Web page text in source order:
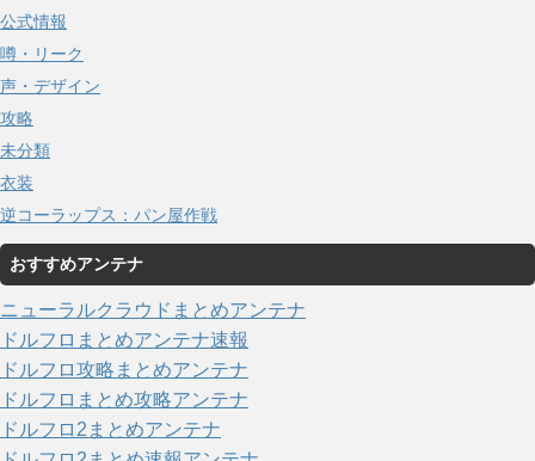
公式情報
噂・リーク
声・デザイン
攻略
未分類
衣装
逆コーラップス：パン屋作戦
おすすめアンテナ
ニューラルクラウドまとめアンテナ
ドルフロまとめアンテナ速報
ドルフロ攻略まとめアンテナ
ドルフロまとめ攻略アンテナ
ドルフロ2まとめアンテナ